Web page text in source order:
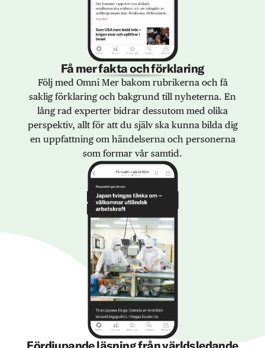
Få mer fakta och förklaring
Följ med Omni Mer bakom rubrikerna och få
saklig förklaring och bakgrund till nyheterna. En
lång rad experter bidrar dessutom med olika
perspektiv, allt för att du själv ska kunna bilda dig
en uppfattning om händelserna och personerna
som formar vår samtid.